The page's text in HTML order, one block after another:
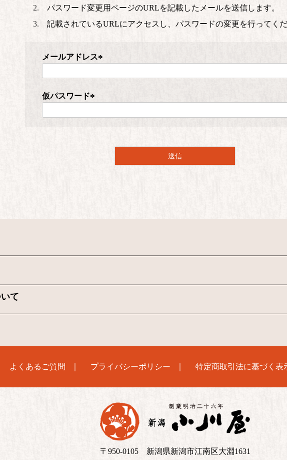
パスワード変更用ページのURLを記載したメールを送信します。
記載されているURLにアクセスし、パスワードの変更を行ってく
メールアドレス
仮パスワード
送信
て
よくあるご質問 プライバシーポリシー 特定商取引法に基づく表
〒950-0105 新潟県新潟市江南区大淵1631